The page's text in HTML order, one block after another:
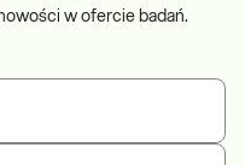
w ofercie badań.